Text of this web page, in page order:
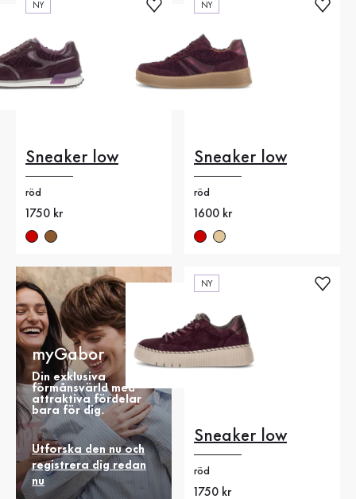
NY
Sneaker low
röd
Nytt pris
1750 kr
NY
Sneaker low
röd
Nytt pris
1600 kr
myGabor
Din exklusiva
förmånsvärld med
attraktiva fördelar
bara för dig.
Utforska den nu och
registrera dig redan
nu
NY
Sneaker low
röd
Nytt pris
1750 kr